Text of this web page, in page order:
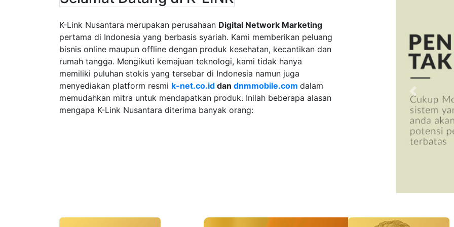
K-Link Nusantara merupakan perusahaan Digital Network Marketing
pertama di Indonesia yang berbasis syariah. Kami memberikan peluang
bisnis online maupun offline dengan produk kesehatan, kecantikan dan
rumah tangga. Mengikuti kemajuan teknologi, kami tidak hanya
memiliki puluhan stokis yang tersebar di Indonesia namun juga
menyediakan platform resmi k-net.co.id dan dnmmobile.com dalam
memudahkan mitra untuk mendapatkan produk. Inilah beberapa alasan
mengapa K-Link Nusantara diterima banyak orang:
Previous